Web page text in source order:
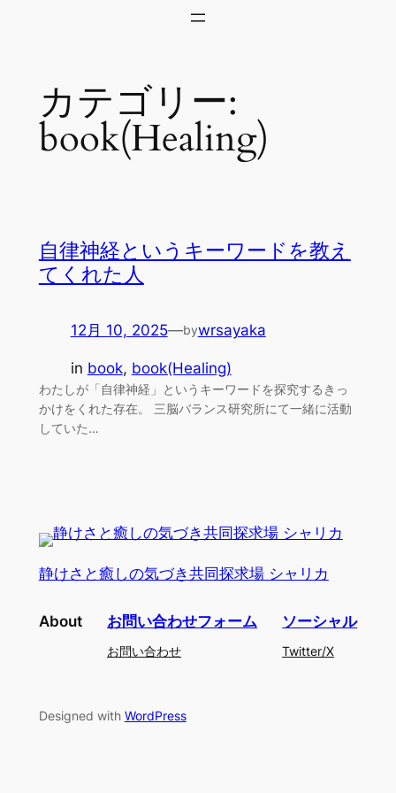
カテゴリー:
book(Healing)
自律神経というキーワードを教え
てくれた人
12月 10, 2025—bywrsayaka
in book, book(Healing)
わたしが「自律神経」というキーワードを探究するきっ
かけをくれた存在。 三脳バランス研究所にて一緒に活動
していた…
静けさと癒しの気づき共同探求場 シャリカ
About お問い合わせフォーム
お問い合わせ
ソーシャル
Twitter/X
Designed with WordPress